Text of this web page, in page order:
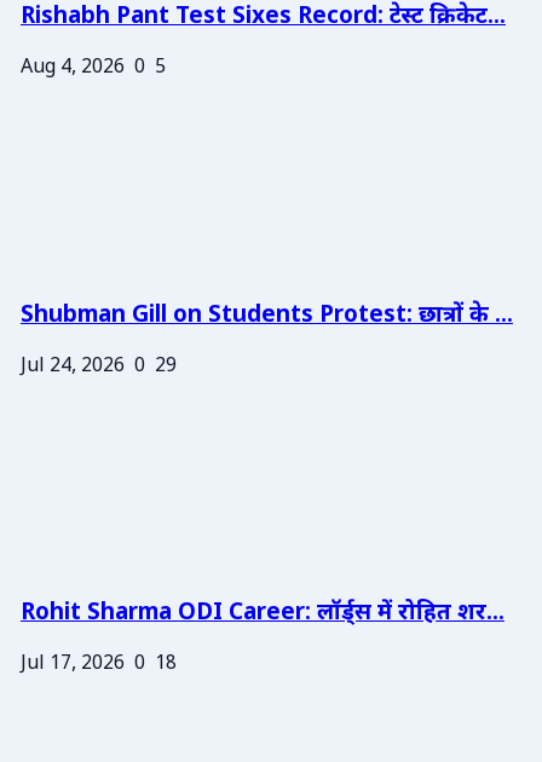
Rishabh Pant Test Sixes Record: टेस्ट क्रिकेट...
Aug 4, 2026 0 5
Shubman Gill on Students Protest: छात्रों के ...
Jul 24, 2026 0 29
Rohit Sharma ODI Career: लॉर्ड्स में रोहित शर...
Jul 17, 2026 0 18